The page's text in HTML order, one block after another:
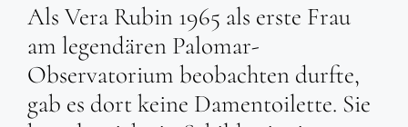
Als Vera Rubin 1965 als erste Frau
am legendären Palomar-
Observatorium beobachten durfte,
gab es dort keine Damentoilette. Sie